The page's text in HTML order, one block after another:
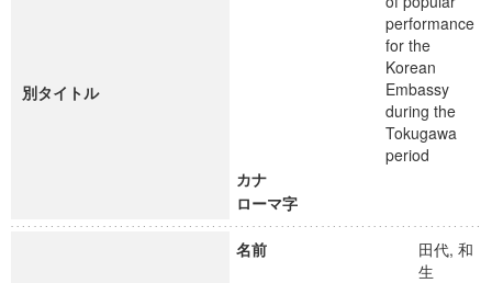
別タイトル
performance
for the
Korean
Embassy
during the
Tokugawa
period
カナ
ローマ字
名前
田代, 和
生